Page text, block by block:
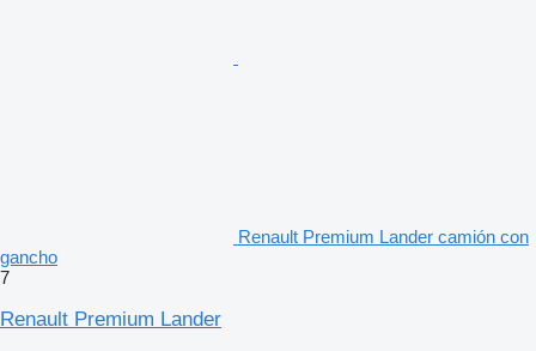
Renault Premium Lander camión con
gancho
7
Renault Premium Lander